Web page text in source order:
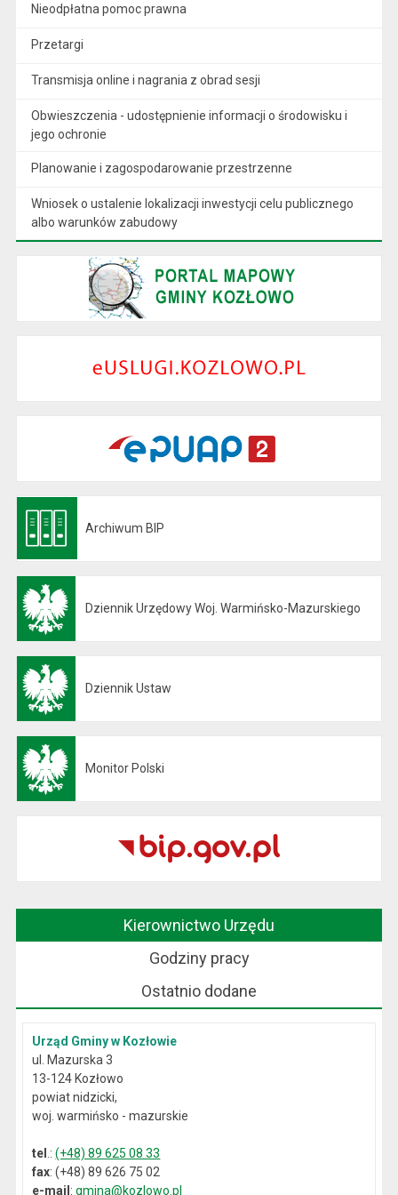
Nieodpłatna pomoc prawna
Przetargi
Transmisja online i nagrania z obrad sesji
Obwieszczenia - udostępnienie informacji o środowisku i
jego ochronie
Planowanie i zagospodarowanie przestrzenne
Wniosek o ustalenie lokalizacji inwestycji celu publicznego
albo warunków zabudowy
Archiwum BIP
Dziennik Urzędowy Woj. Warmińsko-Mazurskiego
Dziennik Ustaw
Monitor Polski
Kierownictwo Urzędu
Godziny pracy
Ostatnio dodane
Urząd Gminy w Kozłowie
ul. Mazurska 3
13-124 Kozłowo
powiat nidzicki,
woj. warmińsko - mazurskie
tel .:(+48) 89 625 08 33
fax: (+48) 89 626 75 02
e-mail:gmina@kozlowo.pl